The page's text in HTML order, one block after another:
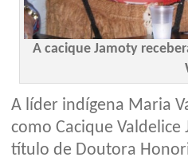
A cacique Jamoty
A líder indígena Maria
como Cacique
título de Doutora